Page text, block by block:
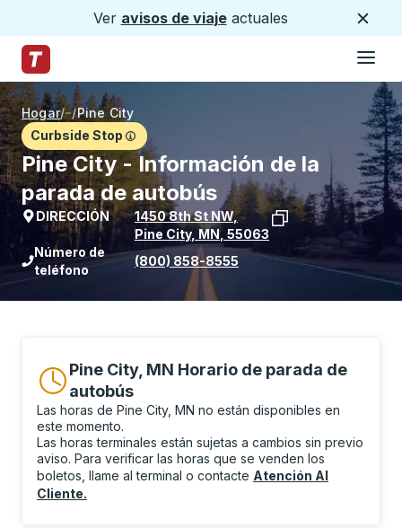
Ver avisos de viajeactuales
Página de inicio de Trailways
Hogar/ /Pine City
Curbside Stop
Pine City - Información de la
parada de autobús
DIRECCIÓN 1450 8th St NW,
Pine City, MN, 55063
Ver la ubicación de la parada en
Número de
teléfono
(800) 858-8555
Pine City, MN Horario de parada de
autobús
Las horas de Pine City, MN no están disponibles en
este momento.
Las horas terminales están sujetas a cambios sin previo
aviso. Para verificar las horas que se venden los
boletos, llame al terminal o contacte Atención Al
Cliente.